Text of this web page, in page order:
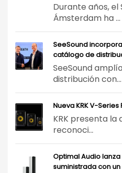
Durante años, el
Ámsterdam ha ...
SeeSound
catálogo de
SeeSound
distribución con...
Nueva KRK V-
KRK presenta la
reconoci...
Optimal Audio
suministrada con